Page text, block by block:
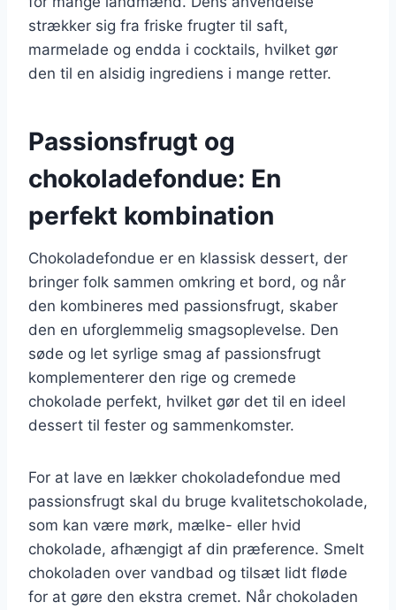
strækker sig fra friske frugter til saft,
marmelade og endda i cocktails, hvilket gør
den til en alsidig ingrediens i mange retter.
Passionsfrugt og
chokoladefondue: En
perfekt kombination
Chokoladefondue er en klassisk dessert, der
bringer folk sammen omkring et bord, og når
den kombineres med passionsfrugt, skaber
den en uforglemmelig smagsoplevelse. Den
søde og let syrlige smag af passionsfrugt
komplementerer den rige og cremede
chokolade perfekt, hvilket gør det til en ideel
dessert til fester og sammenkomster.
For at lave en lækker chokoladefondue med
passionsfrugt skal du bruge kvalitetschokolade,
som kan være mørk, mælke- eller hvid
chokolade, afhængigt af din præference. Smelt
chokoladen over vandbad og tilsæt lidt fløde
for at gøre den ekstra cremet. Når chokoladen